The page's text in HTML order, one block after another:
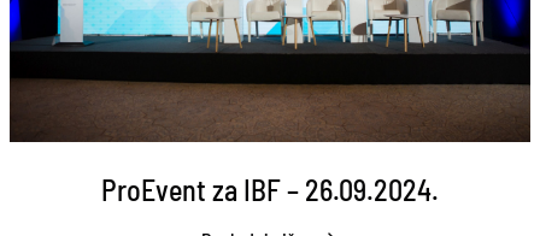
ProEvent za IBF – 26.09.2024.